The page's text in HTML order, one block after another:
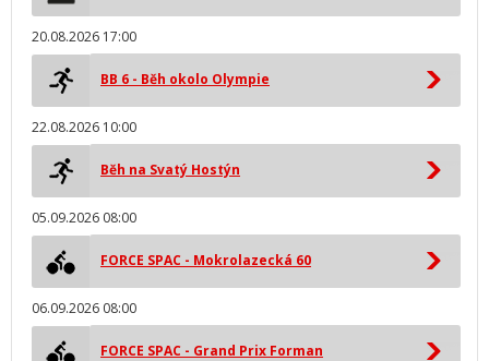
20.08.2026 17:00
BB 6 - Běh okolo Olympie
22.08.2026 10:00
Běh na Svatý Hostýn
05.09.2026 08:00
FORCE SPAC - Mokrolazecká 60
06.09.2026 08:00
FORCE SPAC - Grand Prix Forman